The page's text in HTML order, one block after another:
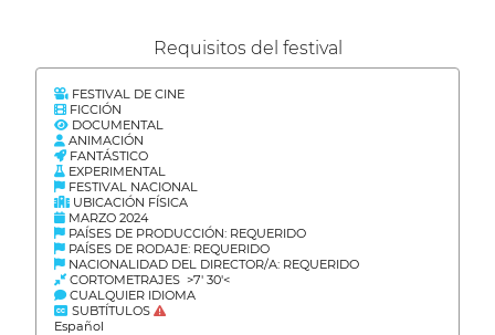
Requisitos del festival
FESTIVAL DE CINE
FICCIÓN
DOCUMENTAL
ANIMACIÓN
FANTÁSTICO
EXPERIMENTAL
FESTIVAL NACIONAL
UBICACIÓN FÍSICA
MARZO 2024
PAÍSES DE PRODUCCIÓN: REQUERIDO
PAÍSES DE RODAJE: REQUERIDO
NACIONALIDAD DEL DIRECTOR/A: REQUERIDO
CORTOMETRAJES >7' 30'<
CUALQUIER IDIOMA
SUBTÍTULOS
Español